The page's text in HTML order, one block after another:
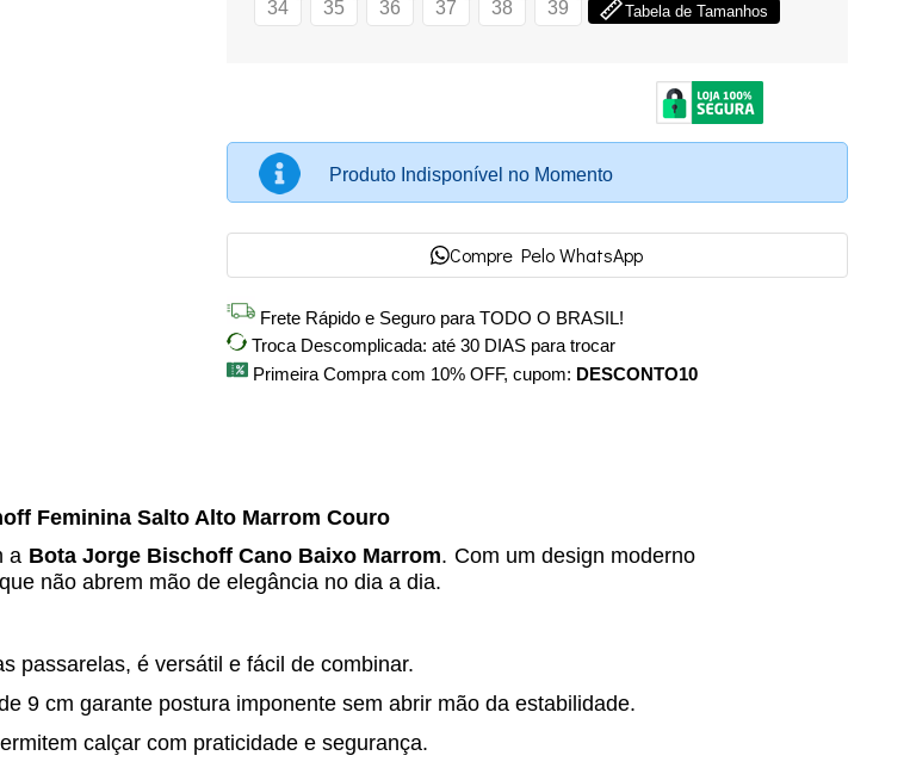
34 35 36 37 38 39 Tabela de Tamanhos
Produto Indisponível no Momento
Compre Pelo WhatsApp
Frete Rápido e Seguro para TODO O BRASIL!
Troca Descomplicada: até 30 DIAS para trocar
Primeira Compra com 10% OFF, cupom: DESCONTO10
Feminina Salto Alto Marrom Couro
a Bota Jorge Bischoff Cano Baixo Marrom. Com um design moderno
não abrem mão de elegância no dia a dia.
passarelas, é versátil e fácil de combinar.
9 cm garante postura imponente sem abrir mão da estabilidade.
calçar com praticidade e segurança.